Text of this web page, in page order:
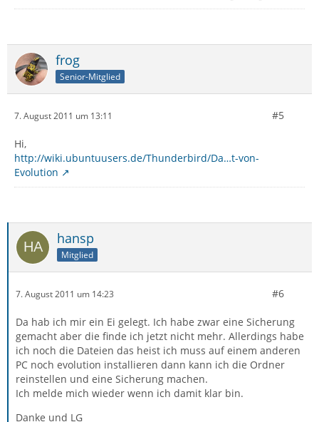
frog
Senior-Mitglied
7. August 2011 um 13:11 #5
Hi,
http://wiki.ubuntuusers.de/Thunderbird/Da…t-von-
Evolution
hansp
Mitglied
7. August 2011 um 14:23 #6
Da hab ich mir ein Ei gelegt. Ich habe zwar eine Sicherung
gemacht aber die finde ich jetzt nicht mehr. Allerdings habe
ich noch die Dateien das heist ich muss auf einem anderen
PC noch evolution installieren dann kann ich die Ordner
reinstellen und eine Sicherung machen.
Ich melde mich wieder wenn ich damit klar bin.
Danke und LG